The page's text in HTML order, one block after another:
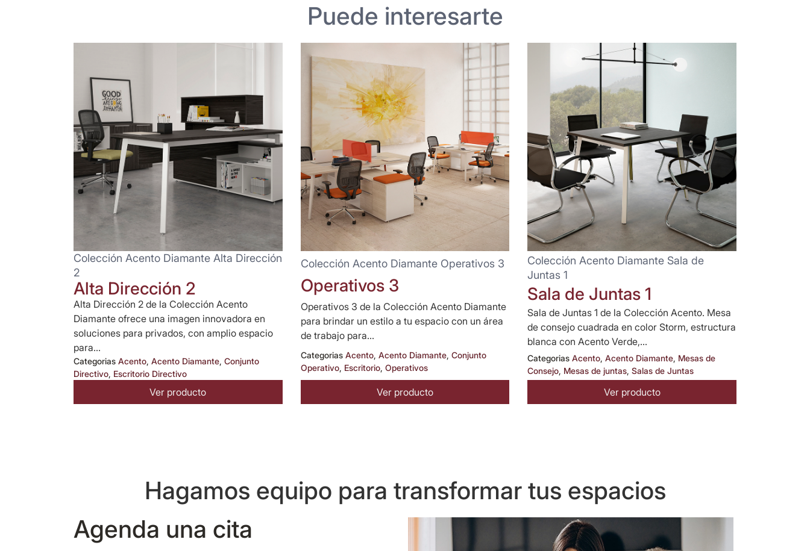
Puede interesarte
Colección Acento Diamante Alta Dirección
2
Alta Dirección 2
Alta Dirección 2 de la Colección Acento
Diamante ofrece una imagen innovadora en
soluciones para privados, con amplio espacio
para...
Categorias Acento, Acento Diamante, Conjunto
Directivo, Escritorio Directivo
Ver producto
Colección Acento Diamante Operativos 3
Operativos 3
Operativos 3 de la Colección Acento Diamante
para brindar un estilo a tu espacio con un área
de trabajo para...
Categorias Acento, Acento Diamante, Conjunto
Operativo, Escritorio, Operativos
Ver producto
Colección Acento Diamante Sala de
Juntas 1
Sala de Juntas 1
Sala de Juntas 1 de la Colección Acento. Mesa
de consejo cuadrada en color Storm, estructura
blanca con Acento Verde,...
Categorias Acento,Acento Diamante, Mesas de
Consejo, Mesas de juntas,Salas de Juntas
Ver producto
Hagamos equipo para transformar tus espacios
Agenda una cita